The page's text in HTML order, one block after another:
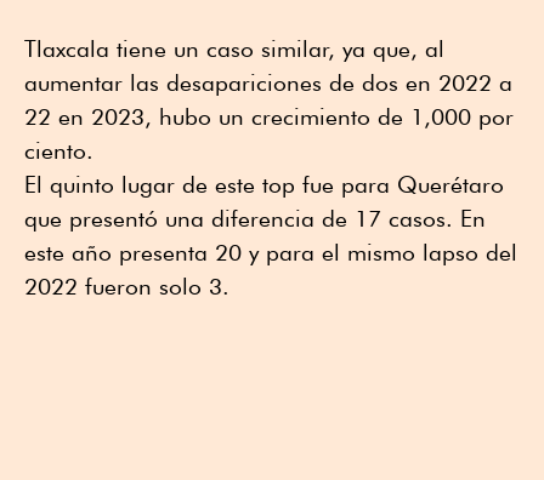
Tlaxcala tiene un caso similar, ya que, al
aumentar las desapariciones de dos en 2022 a
22 en 2023, hubo un crecimiento de 1,000 por
ciento.
El quinto lugar de este top fue para Querétaro
que presentó una diferencia de 17 casos. En
este año presenta 20 y para el mismo lapso del
2022 fueron solo 3.